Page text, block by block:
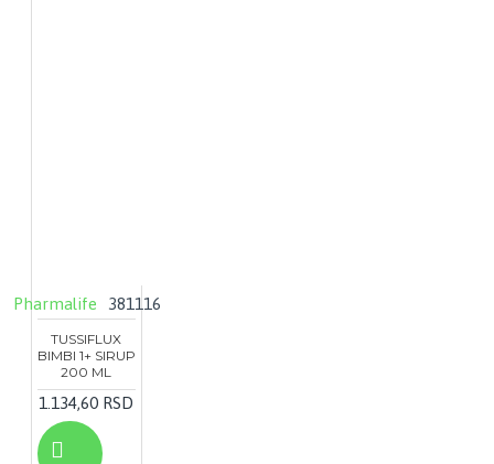
Pharmalife 381116
TUSSIFLUX
BIMBI 1+ SIRUP
200 ML
1.134,60 RSD